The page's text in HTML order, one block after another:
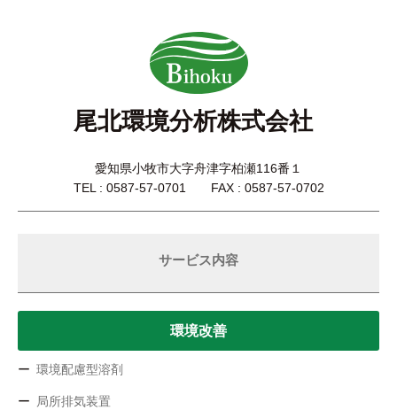
尾北環境分析株式会社
愛知県小牧市大字舟津字柏瀬116番１
TEL : 0587-57-0701 FAX : 0587-57-0702
サービス内容
環境改善
環境配慮型溶剤
局所排気装置